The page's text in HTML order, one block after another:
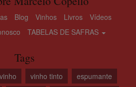
Blog Vinhos Livros
Vídeos
TABELAS DE SAFRAS
Tags
vinho vinho tinto espumante